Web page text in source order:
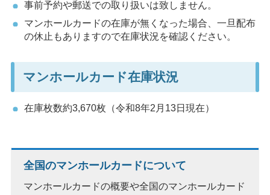
事前予約や郵送での取り扱いは致しません。
マンホールカードの在庫が無くなった場合、一旦配布
の休止もありますので在庫状況を確認ください。
マンホールカード在庫状況
在庫枚数約3,670枚（令和8年2月13日現在）
全国のマンホールカードについて
マンホールカードの概要や全国のマンホールカード